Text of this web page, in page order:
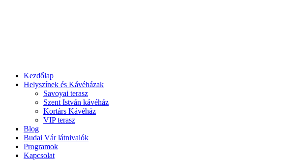
Kezdőlap
Helyszínek és Kávéházak
Savoyai terasz
Szent István kávéház
Kortárs Kávéház
VIP terasz
Blog
Budai Vár látnivalók
Programok
Kapcsolat